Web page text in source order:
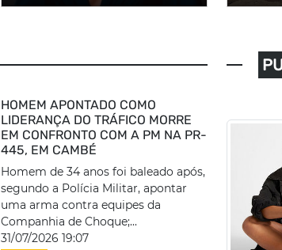
HOMEM APONTADO COMO
LIDERANÇA DO TRÁFICO MORRE
EM CONFRONTO COM A PM NA PR-
445, EM CAMBÉ
Homem de 34 anos foi baleado após,
segundo a Polícia Militar, apontar
uma arma contra equipes da
Companhia de Choque;...
31/07/2026 19:07